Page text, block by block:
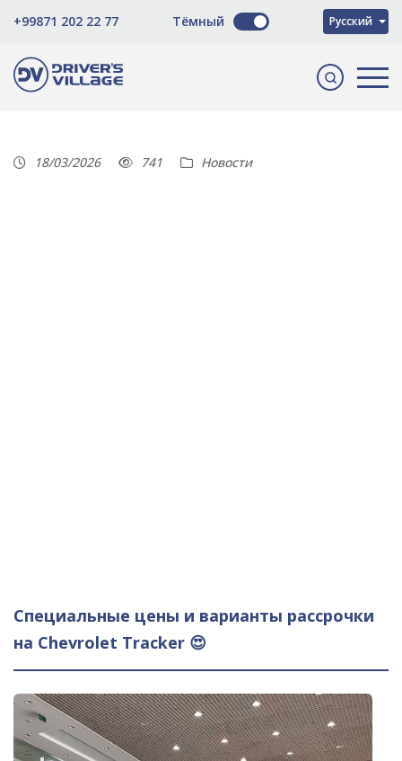
+99871 202 22 77 Тёмный Русский
O'zbekcha
18/03/2026 741 Новости
Специальные цены и варианты рассрочки
на Chevrolet Tracker 😍